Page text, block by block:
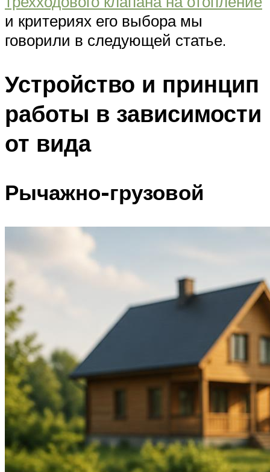
и критериях его выбора мы
говорили в следующей статье.
Устройство и принцип
работы в зависимости
от вида
Рычажно-грузовой